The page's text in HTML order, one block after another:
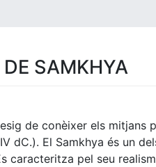
SAMKHYA
de conèixer els mitjans
dC.). El Samkhya és un
pel seu